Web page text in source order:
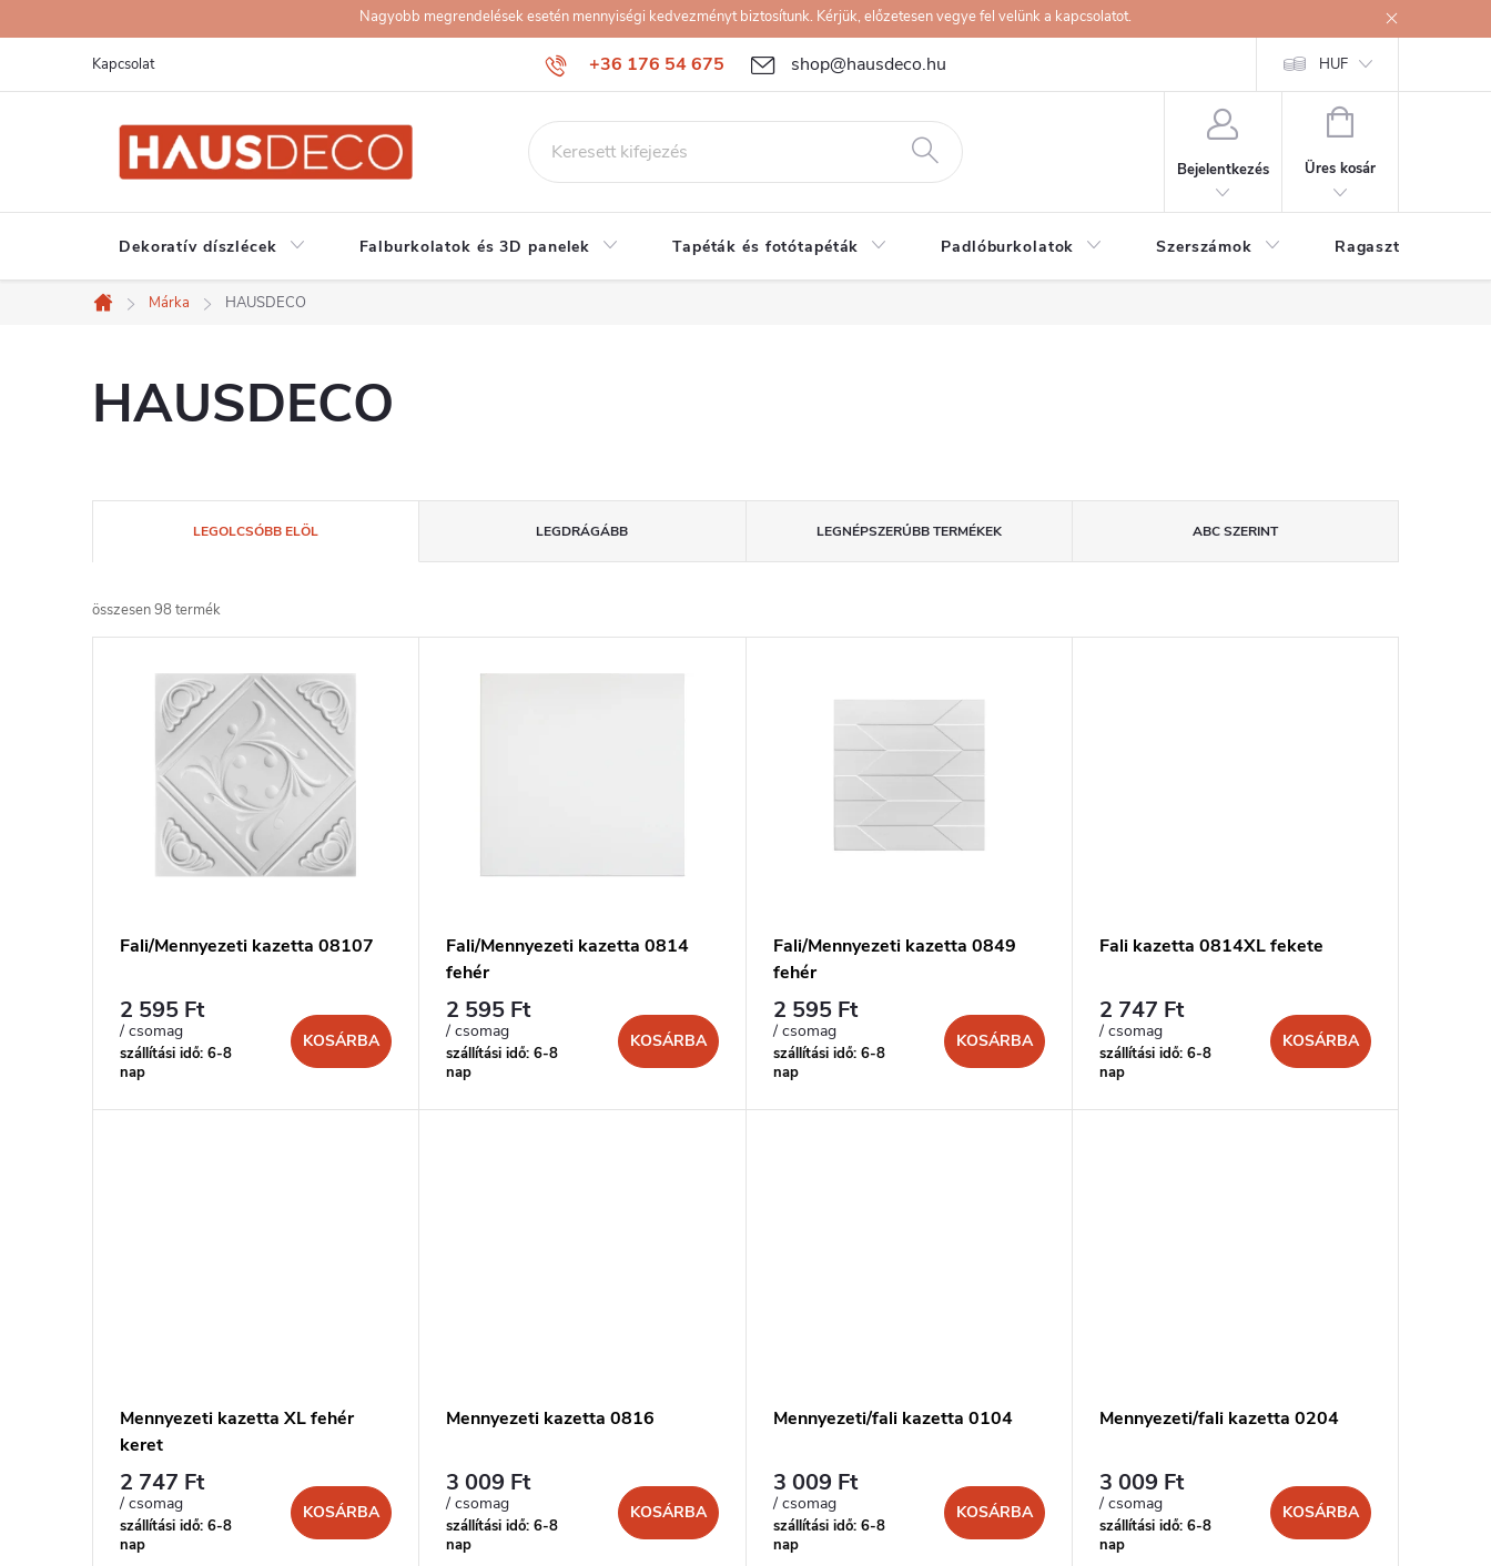
a
Nagyobb megrendelések esetén mennyiségi kedvezményt biztosítunk. Kérjük, előzetesen vegye fel velünk a kapcsolatot.
+36 176 54 675 shop@hausdeco.hu
Kapcsolat HUF
Bejelentkezés
KOSÁR
Üres kosár
Dekoratív díszlécek Falburkolatok és 3D panelek Tapéták és fotótapéták Padlóburkolatok Szerszámok Ragasztók
Kezdőlap
Márka HAUSDECO
HAUSDECO
e
r
LEGOLCSÓBB ELÖL LEGDRÁGÁBB LEGNÉPSZERŰBB TERMÉKEK ABC SZERINT
összesen98 termék
l
Fali/Mennyezeti kazetta 08107
2 595 Ft
/ csomag
szállítási idő: 6-8
nap
KOSÁRBA
Fali/Mennyezeti kazetta 0814
fehér
2 595 Ft
/ csomag
szállítási idő: 6-8
nap
KOSÁRBA
Fali/Mennyezeti kazetta 0849
fehér
2 595 Ft
/ csomag
szállítási idő: 6-8
nap
KOSÁRBA
Fali kazetta 0814XL fekete
2 747 Ft
/ csomag
szállítási idő: 6-8
nap
KOSÁRBA
Mennyezeti kazetta XL fehér
keret
2 747 Ft
/ csomag
szállítási idő: 6-8
nap
KOSÁRBA
Mennyezeti kazetta 0816
3 009 Ft
/ csomag
szállítási idő: 6-8
nap
KOSÁRBA
Mennyezeti/fali kazetta 0104
3 009 Ft
/ csomag
szállítási idő: 6-8
nap
KOSÁRBA
Mennyezeti/fali kazetta 0204
3 009 Ft
/ csomag
szállítási idő: 6-8
nap
KOSÁRBA